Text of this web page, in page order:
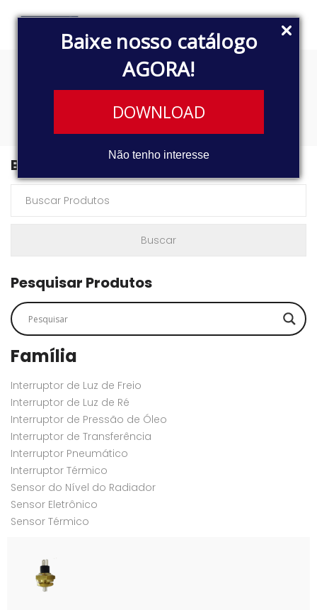
Baixe nosso catálogo
AGORA!
DOWNLOAD
Não tenho interesse
0826
Buscar Produtos
Pesquisar Produtos
Família
Interruptor de Luz de Freio
Interruptor de Luz de Ré
Interruptor de Pressão de Óleo
Interruptor de Transferência
Interruptor Pneumático
Interruptor Térmico
Sensor do Nível do Radiador
Sensor Eletrônico
Sensor Térmico